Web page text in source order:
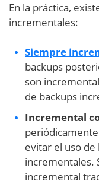
En la práctica,
incrementales:
Siempre
backups
son
de backups
Incremental
evitar el uso de
incrementales.
incremental